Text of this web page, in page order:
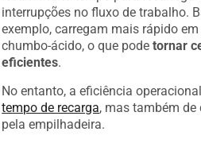
interrupções no fluxo de trabalho.
exemplo, carregam mais rápido
chumbo-ácido, o que podetornar
eficientes
No entanto, a eficiência
tempo de recarga , mas também
pela empilhadeira.